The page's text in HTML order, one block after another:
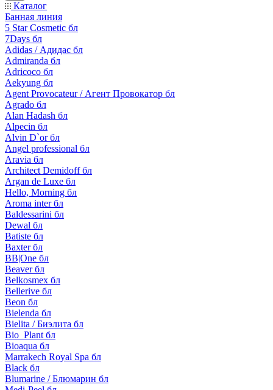
Каталог
Банная линия
5 Star Cosmetic бл
7Days бл
Adidas / Адидас бл
Admiranda бл
Adricoco бл
Aekyung бл
Agent Provocateur / Агент Провокатор бл
Agrado бл
Alan Hadash бл
Alpecin бл
Alvin D`or бл
Angel professional бл
Aravia бл
Architect Demidoff бл
Argan de Luxe бл
Hello, Morning бл
Aroma inter бл
Baldessarini бл
Dewal бл
Batiste бл
Baxter бл
BB|One бл
Beaver бл
Belkosmex бл
Bellerive бл
Beon бл
Bielenda бл
Bielita / Биэлита бл
Bio_Plant бл
Bioaqua бл
Marrakech Royal Spa бл
Black бл
Blumarine / Блюмарин бл